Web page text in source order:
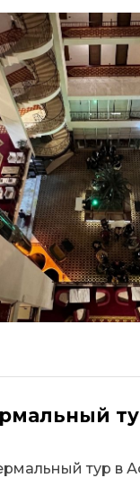
тур в